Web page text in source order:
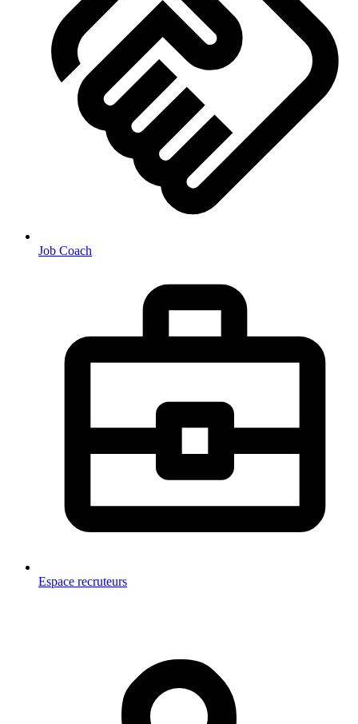
Job Coach
Espace recruteurs